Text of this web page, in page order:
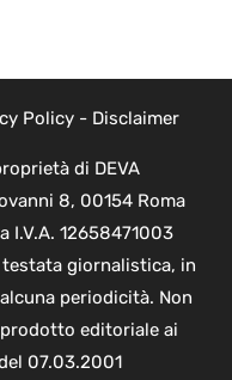
Policy- Disclaimer
di DEVA
8, 00154 Roma
I.V.A. 12658471003
giornalistica, in
periodicità. Non
editoriale ai
07.03.2001